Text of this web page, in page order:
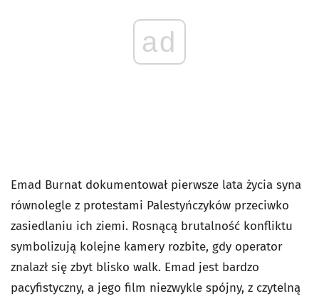
ad
Emad Burnat dokumentował pierwsze lata życia syna
równolegle z protestami Palestyńczyków przeciwko
zasiedlaniu ich ziemi. Rosnącą brutalność konfliktu
symbolizują kolejne kamery rozbite, gdy operator
znalazł się zbyt blisko walk. Emad jest bardzo
pacyfistyczny, a jego film niezwykle spójny, z czytelną